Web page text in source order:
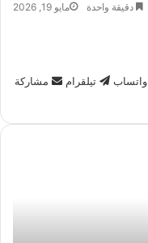
مايو 19, 2026 دقيقة واحدة
واتساب تيلقرام
مشاركة